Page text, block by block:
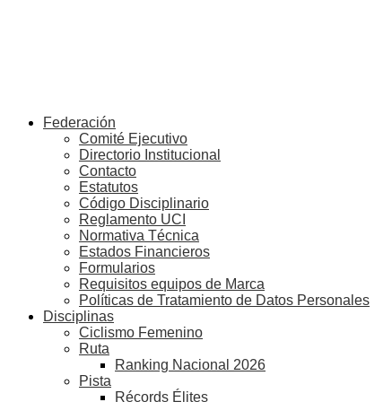
Federación
Comité Ejecutivo
Directorio Institucional
Contacto
Estatutos
Código Disciplinario
Reglamento UCI
Normativa Técnica
Estados Financieros
Formularios
Requisitos equipos de Marca
Políticas de Tratamiento de Datos Personales
Disciplinas
Ciclismo Femenino
Ruta
Ranking Nacional 2026
Pista
Récords Élites